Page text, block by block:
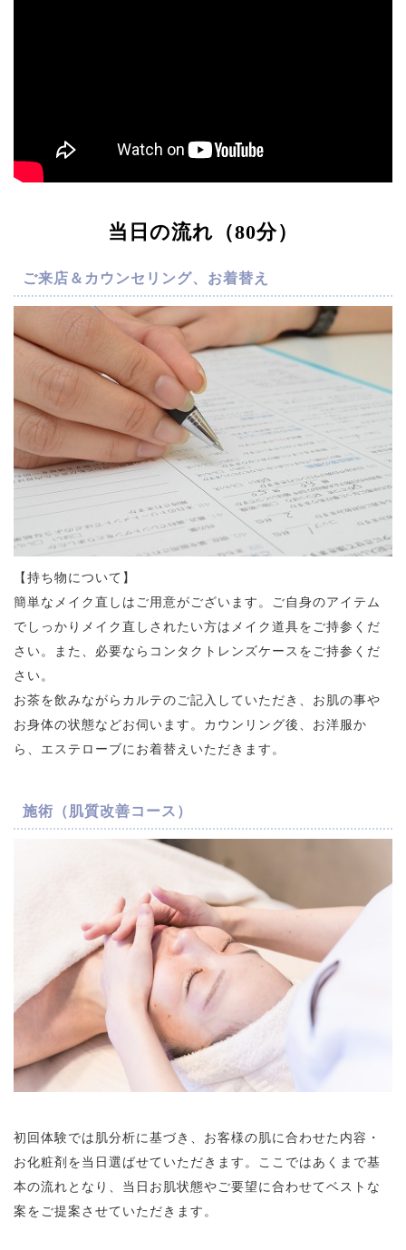
当日の流れ（80分）
ご来店＆カウンセリング、お着替え
【持ち物について】
簡単なメイク直しはご用意がございます。ご自身のアイテム
でしっかりメイク直しされたい方はメイク道具をご持参くだ
さい。また、必要ならコンタクトレンズケースをご持参くだ
さい。
お茶を飲みながらカルテのご記入していただき、お肌の事や
お身体の状態などお伺います。カウンリング後、お洋服か
ら、エステローブにお着替えいただきます。
施術（肌質改善コース）
初回体験では肌分析に基づき、お客様の肌に合わせた内容・
お化粧剤を当日選ばせていただきます。ここではあくまで基
本の流れとなり、当日お肌状態やご要望に合わせてベストな
案をご提案させていただきます。